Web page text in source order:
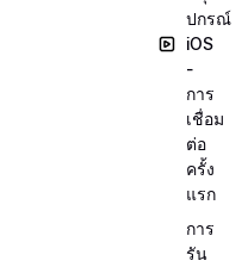
ปกรณ์
iOS
-
การ
เชื่อม
ต่อ
ครั้ง
แรก
การ
รัน